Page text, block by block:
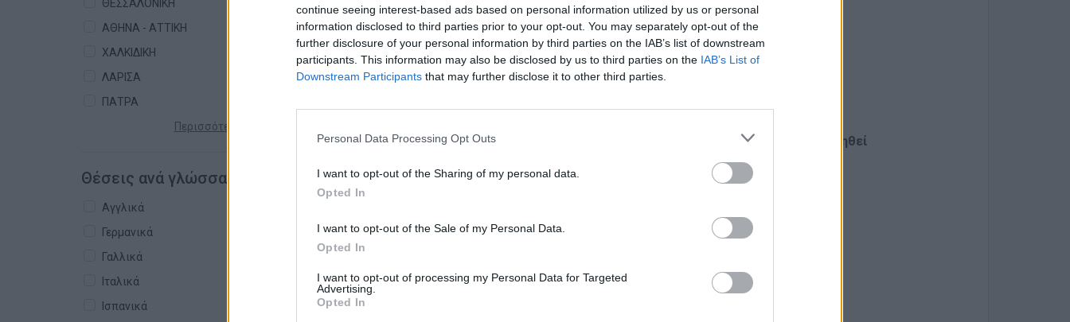
continue seeing interest-based ads based on personal information utilized by us or personal
information disclosed to third parties prior to your opt-out. You may separately opt-out of the
further disclosure of your personal information by third parties on the IAB’s list of downstream
participants. This information may also be disclosed by us to third parties on the IAB’s List of
Downstream Participants that may further disclose it to other third parties.
Personal Data Processing Opt Outs
I want to opt-out of the Sharing of my personal data.
Opted In
I want to opt-out of the Sale of my Personal Data.
Opted In
I want to opt-out of processing my Personal Data for Targeted
Advertising.
Opted In
ΘΕΣΣΑΛΟΝΙΚΗ
ΑΘΗΝΑ - ΑΤΤΙΚΗ
ΧΑΛΚΙΔΙΚΗ
ΛΑΡΙΣΑ
ΠΑΤΡΑ
Περισσότερες πόλεις +
Θέσεις ανά γλώσσα
Αγγλικά
Γερμανικά
Γαλλικά
Ιταλικά
Ισπανικά
Πτυχίο ΑΕΙ/ΑΤΕΙ θα εκτιμηθεί
Ευχέρεια στην χρήση Η/Υ
Επικοινωνιακές ικανότητες
Προηγούμενη εργασιακή εμπειρία στον κλάδο των ασφαλίσεων θα εκτιμηθεί
Παροχές
από την 1η μέρα
Ευκαιρίες επαγγελματικής εξέλιξης